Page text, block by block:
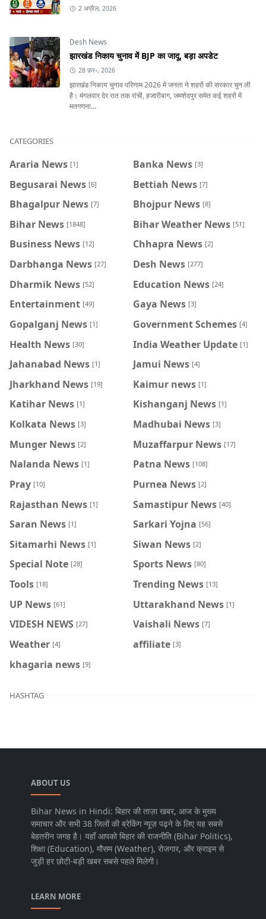
2 अप्रैल, 2026
Desh News
झारखंड निकाय चुनाव में BJP का जादू, बड़ा अपडेट
28 फ़र॰, 2026
झारखंड निकाय चुनाव परिणाम 2026 में जनता ने शहरों की सरकार चुन ली
है। मंगलवार देर रात तक रांची, हजारीबाग, जमशेदपुर समेत कई शहरों में
मतगणना...
CATEGORIES
Araria News [1] Banka News [3]
Begusarai News [6] Bettiah News [7]
Bhagalpur News [7] Bhojpur News [8]
Bihar News [1848] Bihar Weather News [51]
Business News [12] Chhapra News [2]
Darbhanga News [27] Desh News [277]
Dharmik News [52] Education News [24]
Entertainment [49] Gaya News [3]
Gopalganj News [1] Government Schemes [4]
Health News [30] India Weather Update [1]
Jahanabad News [1] Jamui News [4]
Jharkhand News [19] Kaimur news [1]
Katihar News [1] Kishanganj News [1]
Kolkata News [3] Madhubai News [3]
Munger News [2] Muzaffarpur News [17]
Nalanda News [1] Patna News [108]
Pray [10] Purnea News [2]
Rajasthan News [1] Samastipur News [40]
Saran News [1] Sarkari Yojna [56]
Sitamarhi News [1] Siwan News [2]
Special Note [28] Sports News [80]
Tools [18] Trending News [13]
UP News [61] Uttarakhand News [1]
VIDESH NEWS [27] Vaishali News [7]
Weather [4] affiliate [3]
khagaria news [9]
HASHTAG
ABOUT US
Bihar News in Hindi: बिहार की ताज़ा खबर, आज के मुख्य
समाचार और सभी 38 जिलों की ब्रेकिंग न्यूज़ पढ़ने के लिए यह सबसे
बेहतरीन जगह है। यहाँ आपको बिहार की राजनीति (Bihar Politics),
शिक्षा (Education), मौसम (Weather), रोजगार, और क्राइम से
जुड़ी हर छोटी-बड़ी खबर सबसे पहले मिलेगी।
LEARN MORE